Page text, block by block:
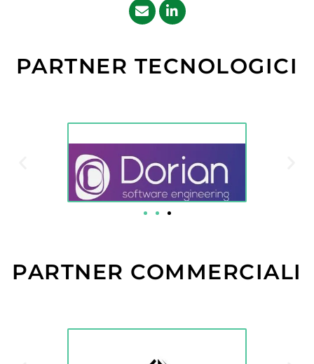
PARTNER TECNOLOGICI
PARTNER COMMERCIALI